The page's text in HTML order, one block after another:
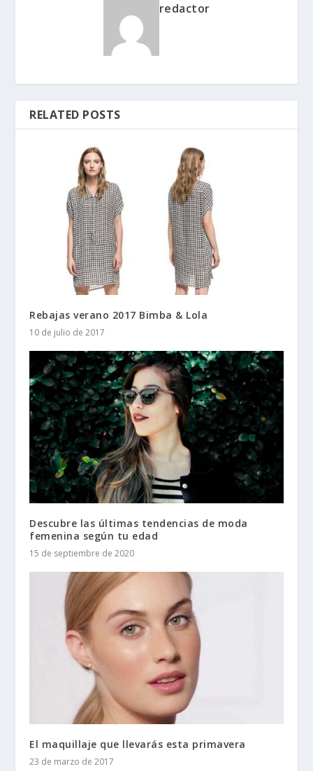
redactor
RELATED POSTS
Rebajas verano 2017 Bimba & Lola
10 de julio de 2017
Descubre las últimas tendencias de moda
femenina según tu edad
15 de septiembre de 2020
El maquillaje que llevarás esta primavera
23 de marzo de 2017